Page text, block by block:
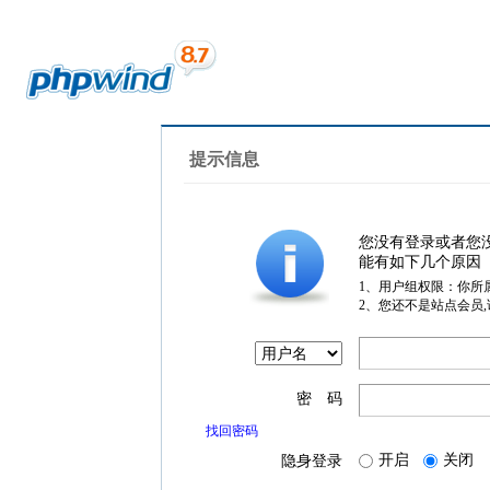
提示信息
您没有登录或者您
能有如下几个原因
1、用户组权限：你所
2、您还不是站点会员
密 码
找回密码
隐身登录 开启 关闭